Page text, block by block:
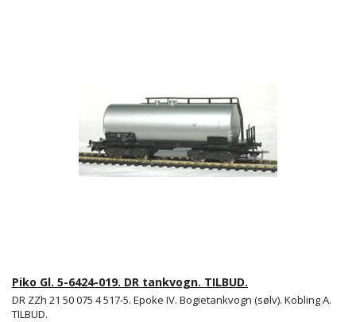
Piko Gl. 5-6424-019. DR tankvogn. TILBUD.
DR ZZh 21 50 075 4 517-5. Epoke IV. Bogietankvogn (sølv). Kobling A.
TILBUD.